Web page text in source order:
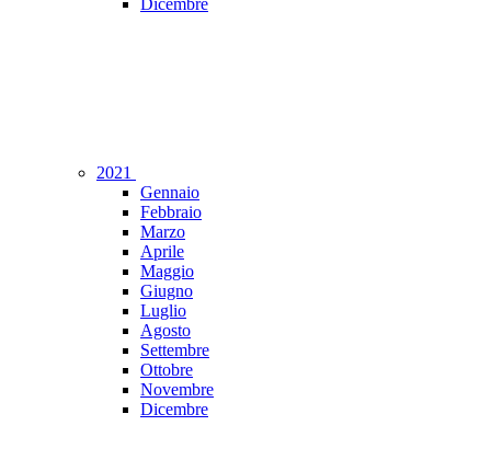
Dicembre
2021
Gennaio
Febbraio
Marzo
Aprile
Maggio
Giugno
Luglio
Agosto
Settembre
Ottobre
Novembre
Dicembre